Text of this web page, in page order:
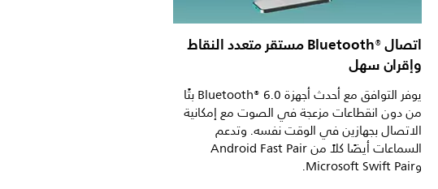
اتصال Bluetooth®‎ مستقر متعدد النقاط
وإقران سهل
يوفر التوافق مع أحدث أجهزة Bluetooth®‎ 6.0 بثًا
من دون انقطاعات مزعجة في الصوت مع إمكانية
الاتصال بجهازين في الوقت نفسه. وتدعم
السماعات أيضًا كلاً من Android Fast Pair
وMicrosoft Swift Pair.